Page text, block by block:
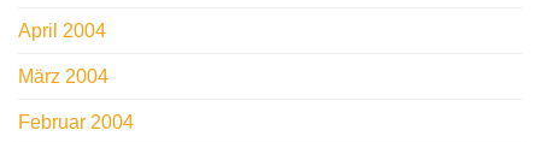
April 2004
März 2004
Februar 2004